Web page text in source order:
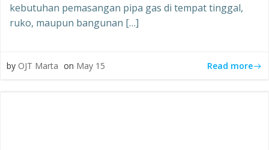
kebutuhan pemasangan pipa gas di tempat tinggal,
ruko, maupun bangunan […]
by OJT Marta on May 15 Read more